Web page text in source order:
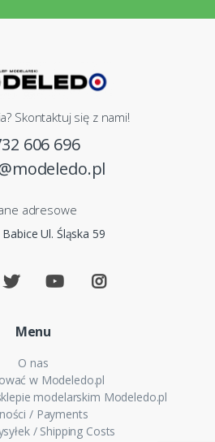
Skontaktuj się z nami!
606 696
adresowe
Ul. Śląska 59
Menu
O nas
w Modeledo.pl
modelarskim Modeledo.pl
/ Payments
/ Shipping Costs